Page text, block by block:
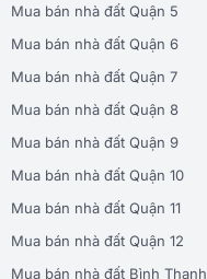
Mua bán nhà đất Quận 5
Mua bán nhà đất Quận 6
Mua bán nhà đất Quận 7
Mua bán nhà đất Quận 8
Mua bán nhà đất Quận 9
Mua bán nhà đất Quận 10
Mua bán nhà đất Quận 11
Mua bán nhà đất Quận 12
Mua bán nhà đất Bình Thạnh